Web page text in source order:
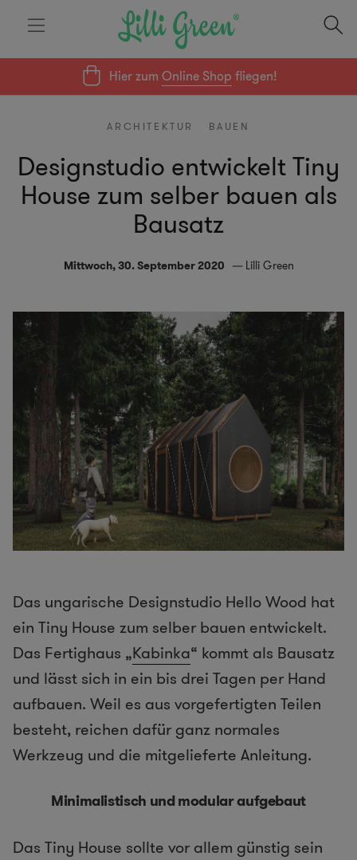
Hier zumOnline Shop fliegen!
ARCHITEKTUR BAUEN
Designstudio entwickelt Tiny
House zum selber bauen als
Bausatz
Mittwoch, 30. September 2020 Lilli Green
Das ungarische Designstudio Hello Wood hat
ein Tiny House zum selber bauen entwickelt.
Das Fertighaus „Kabinka“ kommt als Bausatz
und lässt sich in ein bis drei Tagen per Hand
aufbauen. Weil es aus vorgefertigten Teilen
besteht, reichen dafür ganz normales
Werkzeug und die mitgelieferte Anleitung.
Minimalistisch und modular aufgebaut
Das Tiny House sollte vor allem günstig sein